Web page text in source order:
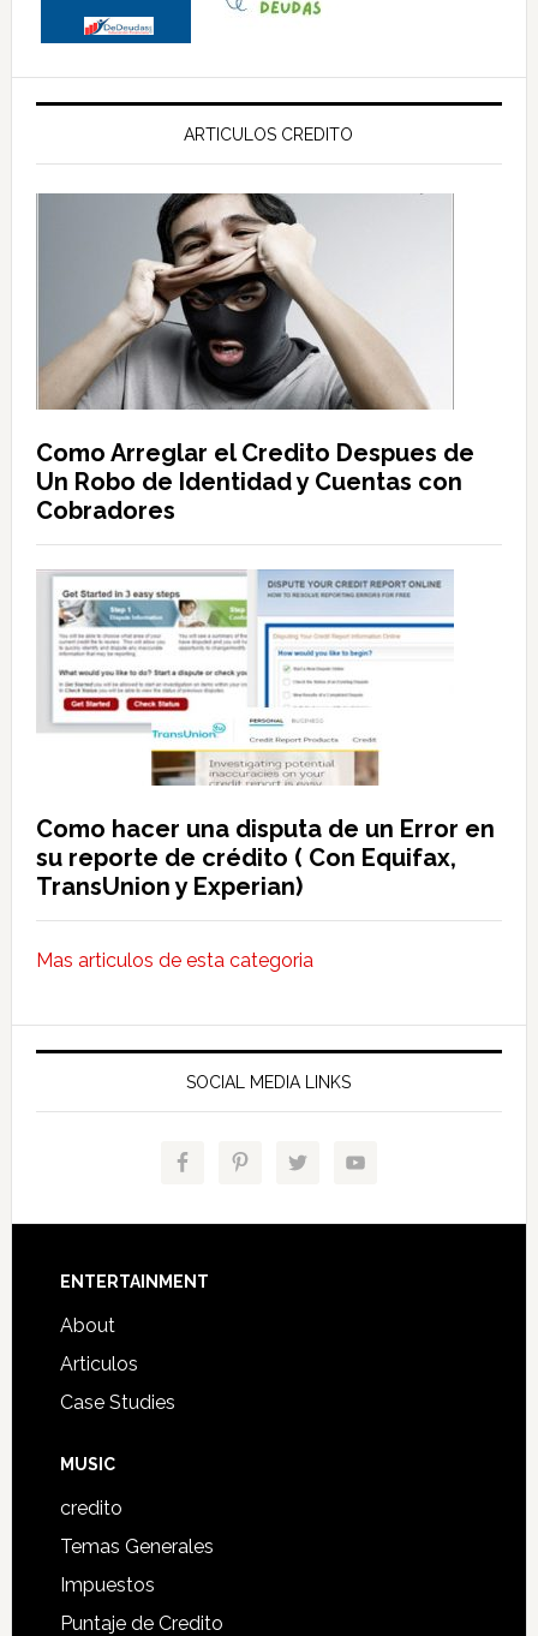
ARTICULOS CREDITO
Como Arreglar el Credito Despues de
Un Robo de Identidad y Cuentas con
Cobradores
Como hacer una disputa de un Error en
su reporte de crédito ( Con Equifax,
TransUnion y Experian)
Mas articulos de esta categoria
SOCIAL MEDIA LINKS
Footer
ENTERTAINMENT
About
Articulos
Case Studies
MUSIC
credito
Temas Generales
Impuestos
Puntaje de Credito